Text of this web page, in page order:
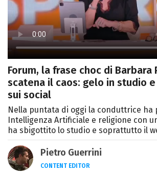
Forum, la frase choc di Barbara
scatena il caos: gelo in studio
sui social
Nella puntata di oggi la conduttrice ha
Intelligenza Artificiale e religione con
ha sbigottito lo studio e soprattutto il
Pietro Guerrini
CONTENT EDITOR